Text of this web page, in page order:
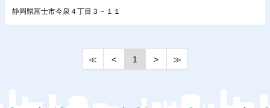
静岡県富士市今泉４丁目３－１１
≪ < 1 > ≫